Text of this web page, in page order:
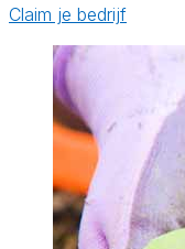
Claim je bedrijf